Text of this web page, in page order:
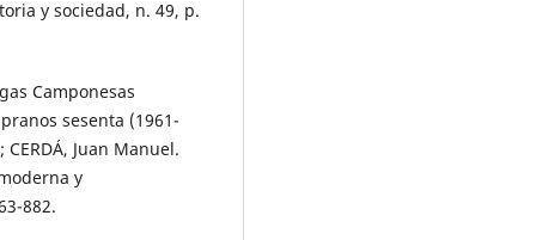
y sociedad, n. 49, p.
Camponesas
sesenta (1961-
CERDÁ, Juan Manuel.
y
882.